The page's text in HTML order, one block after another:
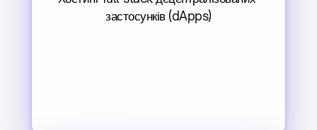
застосунків (dApps)